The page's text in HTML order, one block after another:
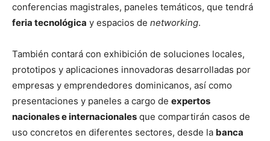
conferencias magistrales, paneles temáticos, que tendrá
feria tecnológica y espacios de networking.
También contará con exhibición de soluciones locales,
prototipos y aplicaciones innovadoras desarrolladas por
empresas y emprendedores dominicanos, así como
presentaciones y paneles a cargo de expertos
nacionales e internacionales que compartirán casos de
uso concretos en diferentes sectores, desde la banca